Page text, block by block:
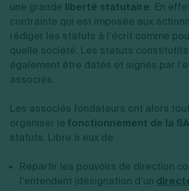
une grande liberté statutaire. En
contrainte qui est imposée aux
rédiger les statuts à l’écrit comme
quelle société. Les statuts
également être datés et signés par
associés.
Les associés fondateurs ont alors
organiser le fonctionnement de la
statuts. Libre à eux de :
Répartir les pouvoirs de direction
l’entendent (désignation d’un